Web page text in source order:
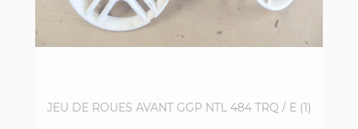
JEU DE ROUES AVANT GGP NTL 484 TRQ / E (1)